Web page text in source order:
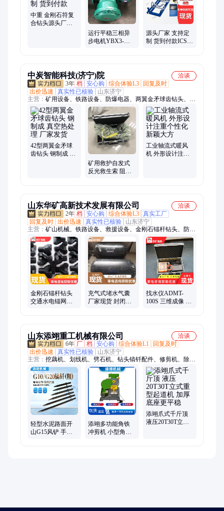
止器、断带抓捕器、洗靴机、支架灯、气动绞车
中重 金刚石符复
合钻头源头厂家
运行平稳三相异
步电机YBX3-
源头厂家 支持定
制 货到付款ICS-
中炭智能科技(济宁)院
洽谈
3年 档 安心购 综合体验L3
回复及时
出价迅速
真实性已核验
山东济宁
主营： 矿用设备、铁路设备、防爆电器、两翼金矛球齿钻头、仪
器仪表、路面机械、工程机械、智能制造
42型两翼金矛球
齿钻头 钢制成 真
矿用救护自发式
反光救生索 阻燃
工业轴流式暖风
机 外形设计注重
山东华矿高新技术发展有限公司
洽谈
2年 档 安心购 综合体验L3 真实工厂
回复及时 出价迅速 真实性已核验
山东济宁
主营： 矿山机械、铁路设备、救援设备、金刚石锚杆钻头、防爆
电器、路面机械、工程机械
金刚石锚杆钻头
交通水电锚网支
充气式堵水气囊
厂家现货 封闭性
找水仪ADMT-
100S 三维成像 智
山东添翊重工机械有限公司
洽谈
6年 厂 档 安心购 综合体验L1
回复及时
出价迅速
真实性已核验
山东济宁
主营： 挖藕机、划线机、劈石机、钻头镐钎配件、修剪机、除雪
机、铁水包、铜水包、凿岩机、呼吸器、地钻、水带、灭火器、
播种机、U型钢支架、高倍数泡沫机、钢筋机械、园林机械、轨
道机械、搅拌机、开槽机、矿车、调度绞车、耙斗装岩机
轻型水泥路面开
山G15风铲 手持
添翊多功能角铁
冲剪机 小型角钢
添翊爪式千斤顶
液压20T30T立式